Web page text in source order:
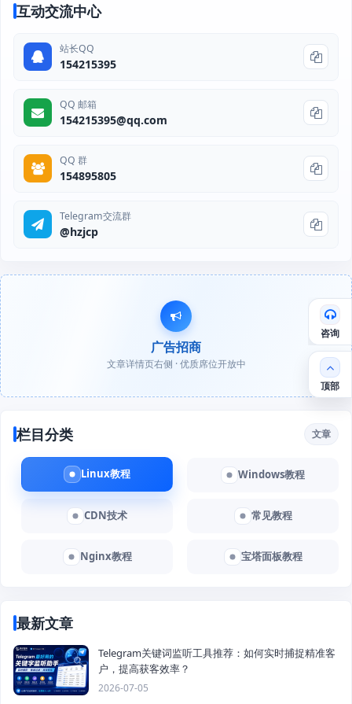
互动交流中心
站长QQ
154215395
QQ 邮箱
154215395@qq.com
QQ 群
154895805
Telegram交流群
@hzjcp
广告招商
文章详情页右侧 · 优质席位开放中
栏目分类 文章
Linux教程 Windows教程
CDN技术 常见教程
Nginx教程 宝塔面板教程
最新文章
Telegram关键词监听工具推荐：如何实时捕捉精准客
户，提高获客效率？
2026-07-05
咨询
顶部